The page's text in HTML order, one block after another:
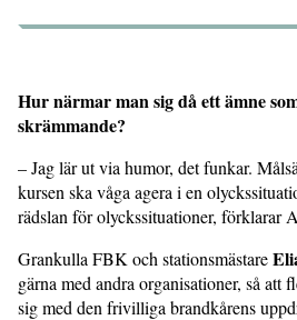
Hur närmar man sig då ett ämne
skrämmande?
– Jag lär ut via humor, det funkar.
kursen ska våga agera i en
rädslan för olyckssituationer, förklarar
Grankulla FBK och stationsmästare
gärna med andra organisationer, så att
sig med den frivilliga brandkårens